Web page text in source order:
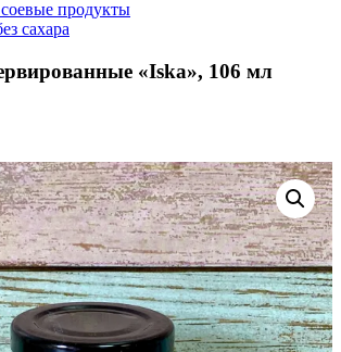
продукты
сахара
«Iska», 106 мл